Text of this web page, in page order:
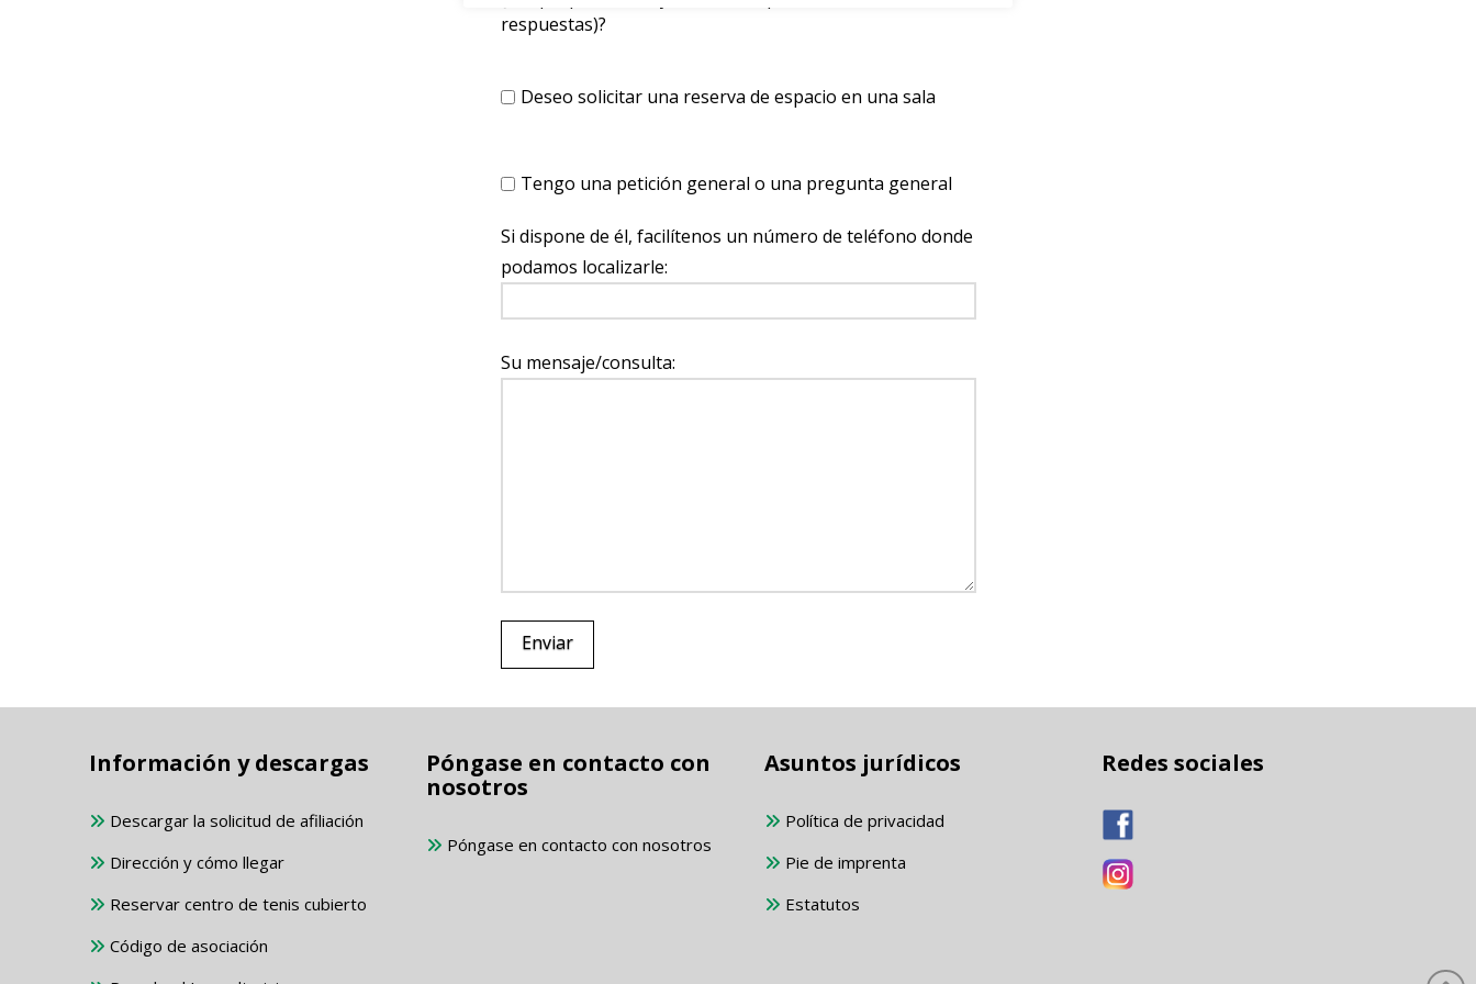
respuestas)?
Deseo solicitar una reserva de espacio en una sala
Tengo una petición general o una pregunta general
Si dispone de él, facilítenos un número de teléfono donde
podamos localizarle:
Su mensaje/consulta:
Información y descargas
Descargar la solicitud de afiliación
Dirección y cómo llegar
Reservar centro de tenis cubierto
Código de asociación
Póngase en contacto con
nosotros
Póngase en contacto con nosotros
Asuntos jurídicos
Política de privacidad
Pie de imprenta
Estatutos
Redes sociales